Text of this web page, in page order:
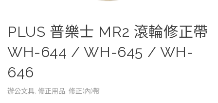
PLUS 普樂士 MR2 滾輪修正帶
WH-644 / WH-645 / WH-
646
辦公文具, 修正用品, 修正(內)帶